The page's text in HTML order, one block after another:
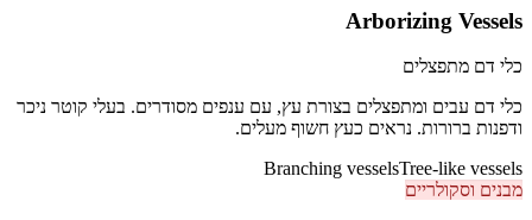
Arborizing Vessels
כלי דם מתפצלים
כלי דם עבים ומתפצלים בצורת עץ, עם ענפים מסודרים. בעלי קוטר ניכר
ודפנות ברורות. נראים כעץ חשוף מעלים.
Tree-like vessels
Branching vessels
מבנים וסקולריים